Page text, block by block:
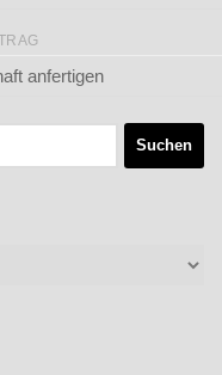
anfertigen